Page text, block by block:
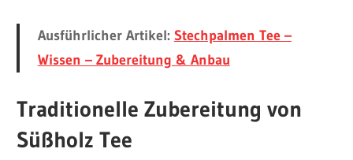
Ausführlicher Artikel: Stechpalmen Tee –
Wissen – Zubereitung & Anbau
Traditionelle Zubereitung von
Süßholz Tee